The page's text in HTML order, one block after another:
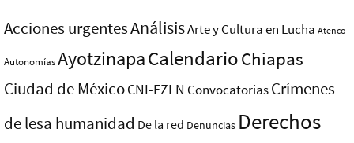
Acciones urgentesAnálisisArte y Cultura en Lucha Atenco
AutonomíasAyotzinapaCalendarioChiapas
Ciudad de MéxicoCNI-EZLN ConvocatoriasCrímenes
de lesa humanidad De la red Denuncias Derechos